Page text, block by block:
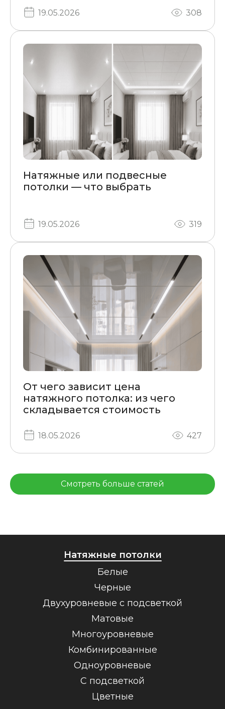
19.05.2026 308
Натяжные или подвесные
потолки — что выбрать
19.05.2026 319
От чего зависит цена
натяжного потолка: из чего
складывается стоимость
18.05.2026 427
Смотреть больше статей
Натяжные потолки
Белые
Черные
Двухуровневые с подсветкой
Матовые
Многоуровневые
Комбинированные
Одноуровневые
С подсветкой
Цветные